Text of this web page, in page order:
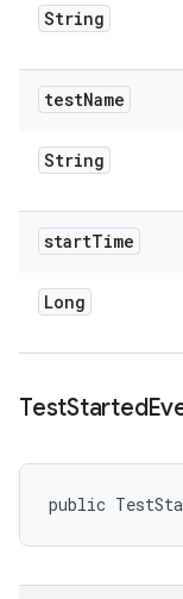
String
testName
String
startTime
Long
TestStarted
public